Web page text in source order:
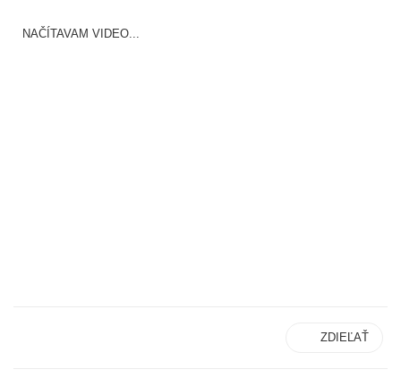
NAČÍTAVAM VIDEO...
ZDIEĽAŤ